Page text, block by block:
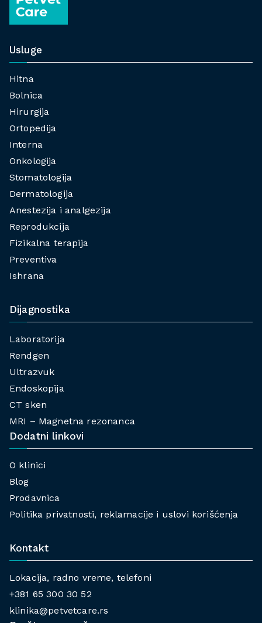
Usluge
Hitna
Bolnica
Hirurgija
Ortopedija
Interna
Onkologija
Stomatologija
Dermatologija
Anestezija i analgezija
Reprodukcija
Fizikalna terapija
Preventiva
Ishrana
Dijagnostika
Laboratorija
Rendgen
Ultrazvuk
Endoskopija
CT sken
MRI – Magnetna rezonanca
Dodatni linkovi
O klinici
Blog
Prodavnica
Politika privatnosti, reklamacije i uslovi korišćenja
Kontakt
Lokacija, radno vreme, telefoni
+381 65 300 30 52
klinika@petvetcare.rs